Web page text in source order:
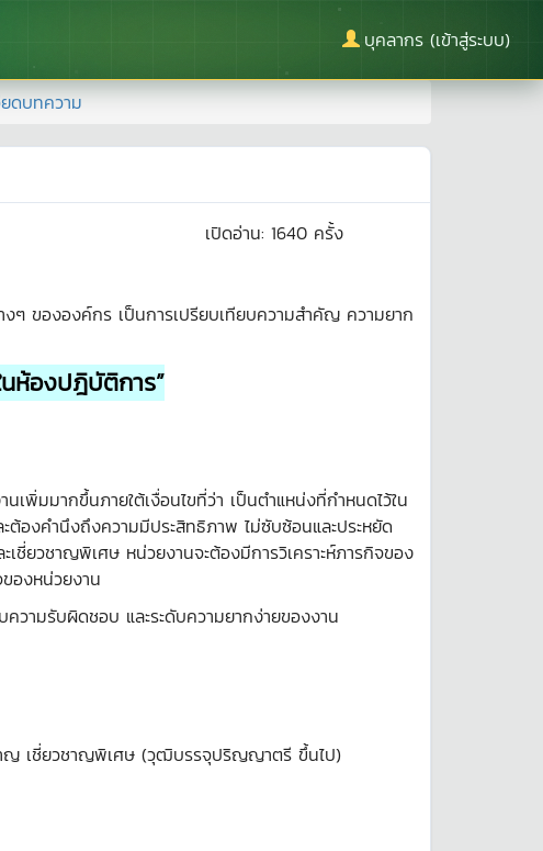
บุคลากร (เข้าสู่ระบบ)
ยดบทความ
เปิดอ่าน: 1640 ครั้ง
งๆ ขององค์กร เป็นการเปรียบเทียบความสำคัญ ความยาก
ห้องปฎิบัติการ”
มมากขึ้นภายใต้เงื่อนไขที่ว่า เป็นตำแหน่งที่กำหนดไว้ใน
ต้องคำนึงถึงความมีประสิทธิภาพ ไม่ซับซ้อนและประหยัด
ยวชาญพิเศษ หน่วยงานจะต้องมีการวิเคราะห์ภารกิจของ
องหน่วยงาน
ามรับผิดชอบ และระดับความยากง่ายของงาน
ญ เชี่ยวชาญพิเศษ (วุฒิบรรจุปริญญาตรี ขึ้นไป)